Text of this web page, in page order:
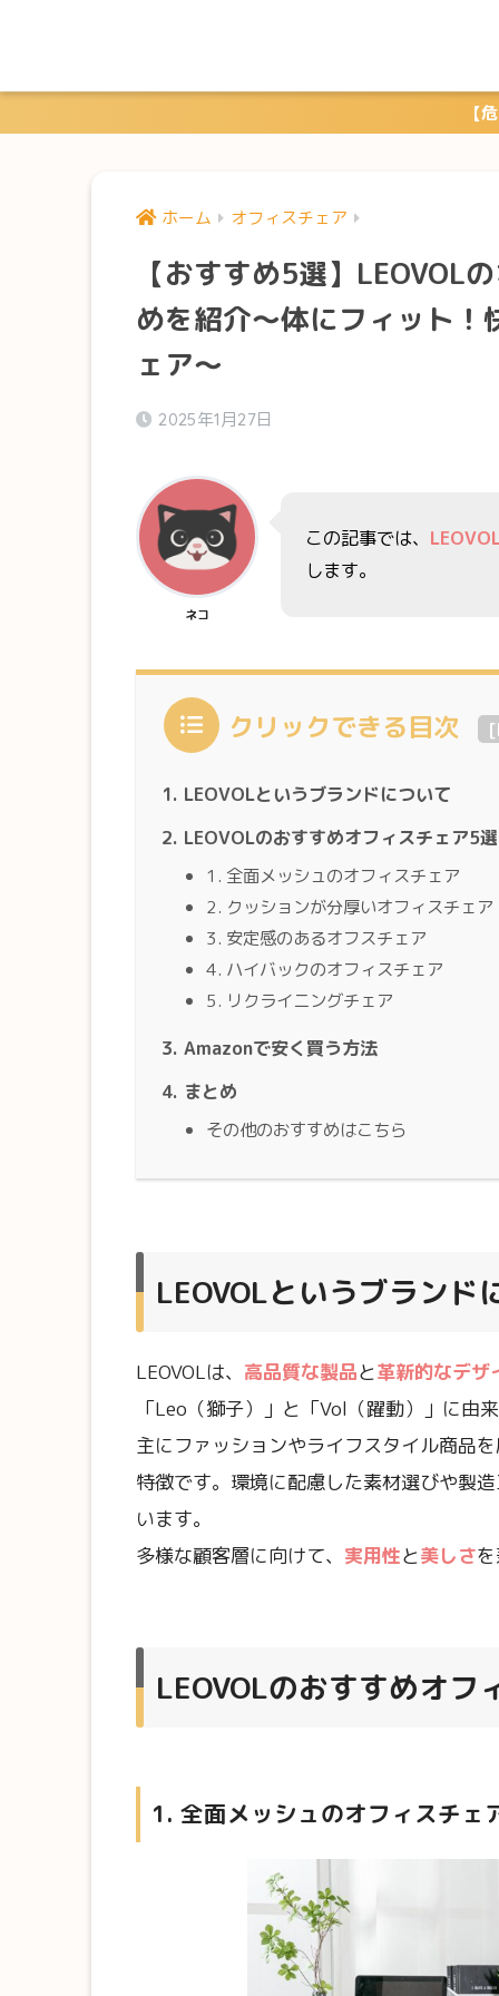
【
ホーム オフィスチェア
【おすすめ5選】LEOVOL
めを紹介〜体にフィット
ェア〜
2025年1月27日
ネコ
この記事では、
します。
クリックできる目次 [
LEOVOLというブランドについて
LEOVOLのおすすめオフィスチェア5選
1. 全面メッシュのオフィスチェア
2. クッションが分厚いオフィスチェア
3. 安定感のあるオフスチェア
4. ハイバックのオフィスチェア
5. リクライニングチェア
Amazonで安く買う方法
まとめ
その他のおすすめはこちら
LEOVOLというブランド
LEOVOLは、 高品質な製品と革新的なデザ
「Leo（獅子）」と「Vol（躍動）」に由
主にファッションやライフスタイル商品
特徴です。環境に配慮した素材選びや製
います。
多様な顧客層に向けて、 実用性と美しさ
LEOVOLのおすすめオフ
1. 全面メッシュのオフィスチェ